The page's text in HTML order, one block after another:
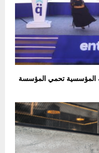
المؤسسية تحمي المؤسسة